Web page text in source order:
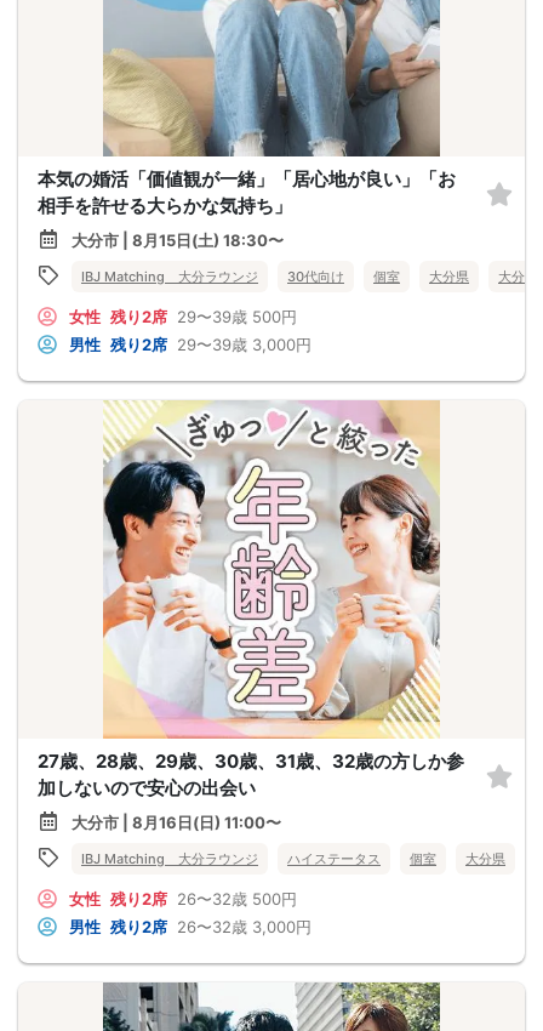
本気の婚活「価値観が一緒」「居心地が良い」「お
相手を許せる大らかな気持ち」
大分市 | 8月15日(土) 18:30〜
IBJ Matching 大分ラウンジ 30代向け 個室 大分県 大分市
女性 残り2席 29〜39歳 500円
男性 残り2席 29〜39歳 3,000円
27歳、28歳、29歳、30歳、31歳、32歳の方しか参
加しないので安心の出会い
大分市 | 8月16日(日) 11:00〜
IBJ Matching 大分ラウンジ ハイステータス 個室 大分県
女性 残り2席 26〜32歳 500円
男性 残り2席 26〜32歳 3,000円